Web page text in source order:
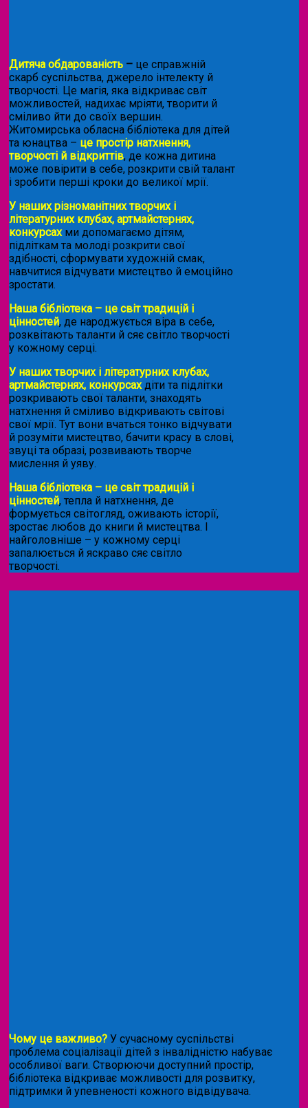
Дитяча обдарованість – це справжній
скарб суспільства, джерело інтелекту й
творчості. Це магія, яка відкриває світ
можливостей, надихає мріяти, творити й
сміливо йти до своїх вершин.
Житомирська обласна бібліотека для дітей
та юнацтва – це простір натхнення,
творчості й відкриттів, де кожна дитина
може повірити в себе, розкрити свій талант
і зробити перші кроки до великої мрії.
У наших різноманітних творчих і
літературних клубах, артмайстернях,
конкурсахми допомагаємо дітям,
підліткам та молоді розкрити свої
здібності, сформувати художній смак,
навчитися відчувати мистецтво й емоційно
зростати.
Наша бібліотека – це світ традицій і
цінностей, де народжується віра в себе,
розквітають таланти й сяє світло творчості
у кожному серці.
У наших творчих і літературних клубах,
артмайстернях, конкурсахдіти та підлітки
розкривають свої таланти, знаходять
натхнення й сміливо відкривають світові
свої мрії. Тут вони вчаться тонко відчувати
й розуміти мистецтво, бачити красу в слові,
звуці та образі, розвивають творче
мислення й уяву.
Наша бібліотека – це світ традицій і
цінностей, тепла й натхнення, де
формується світогляд, оживають історії,
зростає любов до книги й мистецтва. І
найголовніше – у кожному серці
запалюється й яскраво сяє світло
творчості.
Чому це важливо? У сучасному суспільстві
проблема соціалізації дітей з інвалідністю набуває
особливої ваги. Створюючи доступний простір,
бібліотека відкриває можливості для розвитку,
підтримки й упевненості кожного відвідувача.